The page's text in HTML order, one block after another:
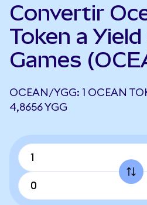
Convertir
Token a
Games
OCEAN/YGG: 1 OCEAN
4,8656 YGG